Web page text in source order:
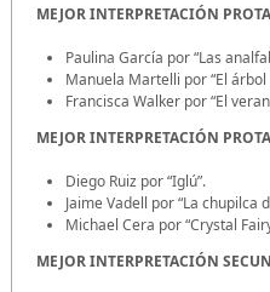
MEJOR INTERPRETACIÓN
Paulina García por “Las
Manuela Martelli por “El árbol
Francisca Walker por “El
MEJOR INTERPRETACIÓN
Diego Ruiz por “Iglú”.
Jaime Vadell por “La chupilca
Michael Cera por “Crystal
MEJOR INTERPRETACIÓN